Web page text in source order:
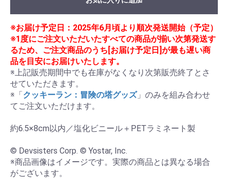
※お届け予定日：2025年6月頃より順次発送開始（予定）
※1度にご注文いただいたすべての商品が揃い次第発送す
るため、ご注文商品のうち[お届け予定日]が最も遅い商
品を目安にお届けいたします。
※上記販売期間中でも在庫がなくなり次第販売終了とさ
せていただきます。
※「クッキーラン：冒険の塔グッズ」のみを組み合わせ
てご注文いただけます。
約6.5×8cm以内／塩化ビニール＋PETラミネート製
© Devsisters Corp. © Yostar, Inc.
※商品画像はイメージです。実際の商品とは異なる場合
がございます。